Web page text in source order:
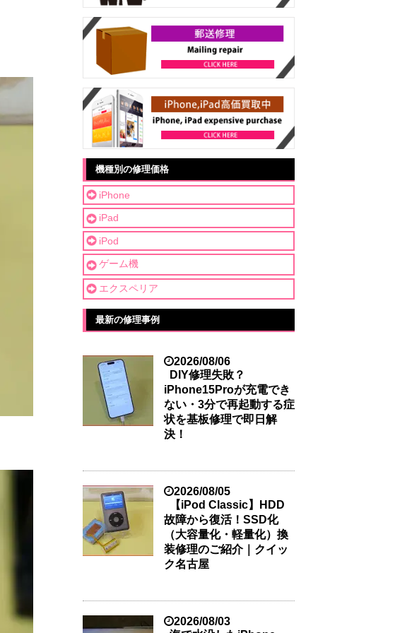
機種別の修理価格
iPhone
iPad
iPod
ゲーム機
エクスペリア
最新の修理事例
2026/08/06
DIY修理失敗？
iPhone15Proが充電でき
ない・3分で再起動する症
状を基板修理で即日解
決！
2026/08/05
【iPod Classic】HDD
故障から復活！SSD化
（大容量化・軽量化）換
装修理のご紹介｜クイッ
ク名古屋
2026/08/03